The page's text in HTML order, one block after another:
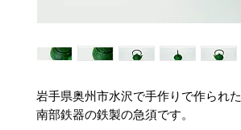
岩手県奥州市水沢で手作りで作られた
南部鉄器の鉄製の急須です。